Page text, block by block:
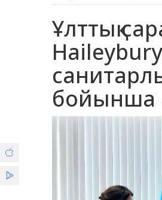
Ұлттық
бойынша